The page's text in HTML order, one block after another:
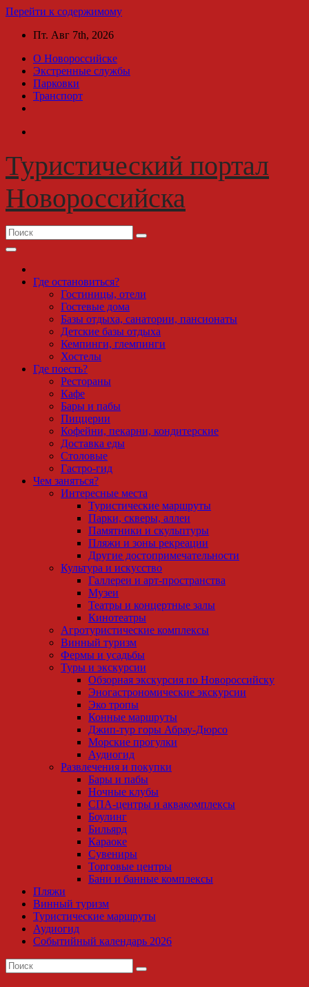
Перейти к содержимому
Пт. Авг 7th, 2026
О Новороссийске
Экстренные службы
Парковки
Транспорт
Туристический портал
Новороссийска
Где остановиться?
Гостиницы, отели
Гостевые дома
Базы отдыха, санатории, пансионаты
Детские базы отдыха
Кемпинги, глемпинги
Хостелы
Где поесть?
Рестораны
Кафе
Бары и пабы
Пиццерии
Кофейни, пекарни, кондитерские
Доставка еды
Столовые
Гастро-гид
Чем заняться?
Интересные места
Туристические маршруты
Парки, скверы, аллеи
Памятники и скульптуры
Пляжи и зоны рекреации
Другие достопримечательности
Культура и искусство
Галлереи и арт-пространства
Музеи
Театры и концертные залы
Кинотеатры
Агротуристические комплексы
Винный туризм
Фермы и усадьбы
Туры и экскурсии
Обзорная экскурсия по Новороссийску
Эногастрономические экскурсии
Эко тропы
Конные маршруты
Джип-тур горы Абрау-Дюрсо
Морские прогулки
Аудиогид
Развлечения и покупки
Бары и пабы
Ночные клубы
СПА-центры и аквакомплексы
Боулинг
Бильярд
Караоке
Сувениры
Торговые центры
Бани и банные комплексы
Пляжи
Винный туризм
Туристические маршруты
Аудиогид
Событийный календарь 2026